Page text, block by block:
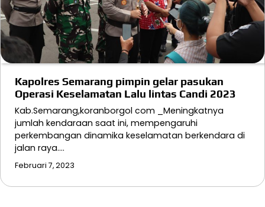
Kapolres Semarang pimpin gelar pasukan
Operasi Keselamatan Lalu lintas Candi 2023
Kab.Semarang,koranborgol com _Meningkatnya
jumlah kendaraan saat ini, mempengaruhi
perkembangan dinamika keselamatan berkendara di
jalan raya.…
Februari 7, 2023